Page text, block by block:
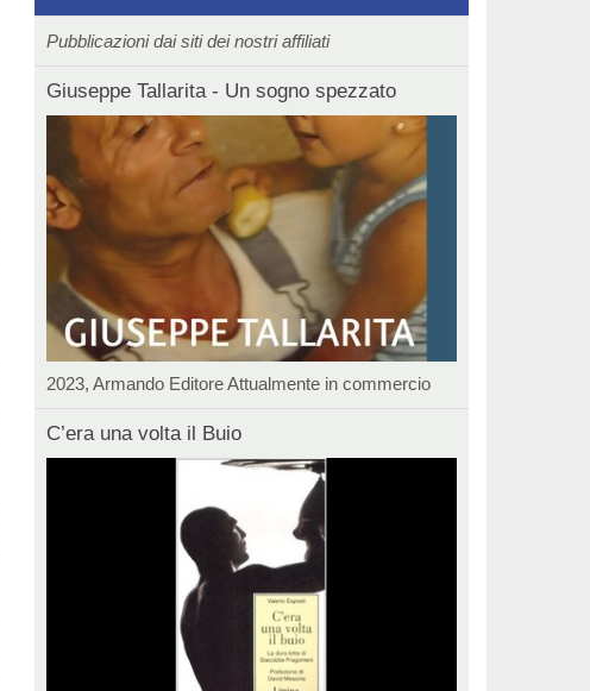
Pubblicazioni dai siti dei nostri affiliati
Giuseppe Tallarita - Un sogno spezzato
2023, Armando Editore Attualmente in commercio
C’era una volta il Buio